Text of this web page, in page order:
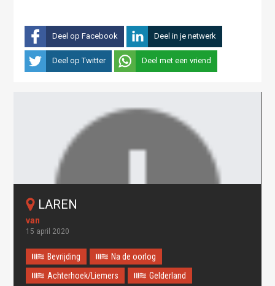
Deel op Facebook Deel in je netwerk
Deel op Twitter Deel met een vriend
LAREN
15 april 2020
Bevrijding
Na de oorlog
Achterhoek/Liemers
Gelderland